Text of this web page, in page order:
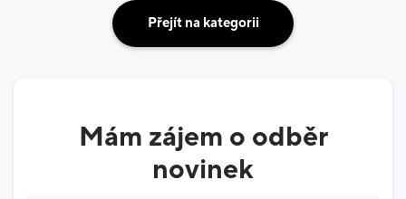
Přejít na kategorii
Mám zájem o odběr
novinek